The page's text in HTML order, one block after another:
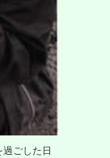
ごした日